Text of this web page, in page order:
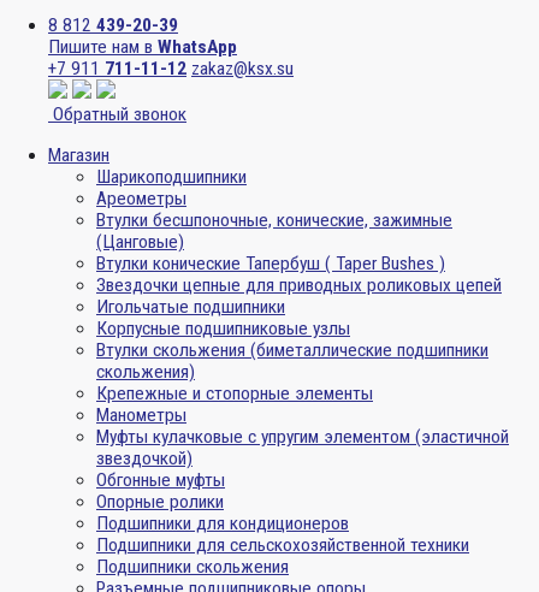
8 812 439-20-39
Пишите нам в WhatsApp
+7 911 711-11-12 zakaz@ksx.su
Обратный звонок
Магазин
Шарикоподшипники
Ареометры
Втулки бесшпоночные, конические, зажимные
(Цанговые)
Втулки конические Тапербуш ( Taper Bushes )
Звездочки цепные для приводных роликовых цепей
Игольчатые подшипники
Корпусные подшипниковые узлы
Втулки скольжения (биметаллические подшипники
скольжения)
Крепежные и стопорные элементы
Манометры
Муфты кулачковые с упругим элементом (эластичной
звездочкой)
Обгонные муфты
Опорные ролики
Подшипники для кондиционеров
Подшипники для сельскохозяйственной техники
Подшипники скольжения